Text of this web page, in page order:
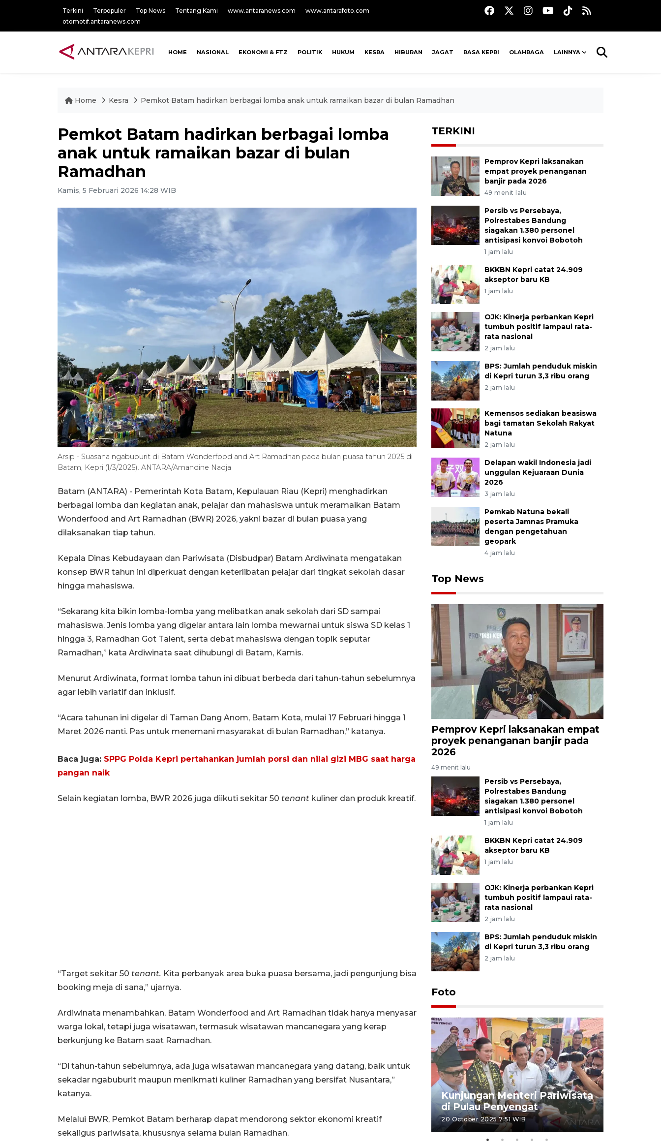
Terkini Terpopuler Top News Tentang Kami www.antaranews.com
www.antarafoto.com
otomotif.antaranews.com
HOME NASIONAL EKONOMI & FTZ POLITIK HUKUM KESRA HIBURAN JAGAT RASA KEPRI OLAHRAGA LAINNYA
Home Kesra Pemkot Batam hadirkan berbagai lomba anak untuk ramaikan bazar di bulan Ramadhan
Pemkot Batam hadirkan berbagai lomba
anak untuk ramaikan bazar di bulan
Ramadhan
Kamis, 5 Februari 2026 14:28 WIB
Arsip - Suasana ngabuburit di Batam Wonderfood and Art Ramadhan pada bulan puasa tahun 2025 di
Batam, Kepri (1/3/2025). ANTARA/Amandine Nadja
Batam (ANTARA) - Pemerintah Kota Batam, Kepulauan Riau (Kepri) menghadirkan
berbagai lomba dan kegiatan anak, pelajar dan mahasiswa untuk meramaikan Batam
Wonderfood and Art Ramadhan (BWR) 2026, yakni bazar di bulan puasa yang
dilaksanakan tiap tahun.
Kepala Dinas Kebudayaan dan Pariwisata (Disbudpar) Batam Ardiwinata mengatakan
konsep BWR tahun ini diperkuat dengan keterlibatan pelajar dari tingkat sekolah dasar
hingga mahasiswa.
“Sekarang kita bikin lomba-lomba yang melibatkan anak sekolah dari SD sampai
mahasiswa. Jenis lomba yang digelar antara lain lomba mewarnai untuk siswa SD kelas 1
hingga 3, Ramadhan Got Talent, serta debat mahasiswa dengan topik seputar
Ramadhan,” kata Ardiwinata saat dihubungi di Batam, Kamis.
Menurut Ardiwinata, format lomba tahun ini dibuat berbeda dari tahun-tahun sebelumnya
agar lebih variatif dan inklusif.
“Acara tahunan ini digelar di Taman Dang Anom, Batam Kota, mulai 17 Februari hingga 1
Maret 2026 nanti. Pas untuk menemani masyarakat di bulan Ramadhan,” katanya.
Baca juga: SPPG Polda Kepri pertahankan jumlah porsi dan nilai gizi MBG saat harga
pangan naik
Selain kegiatan lomba, BWR 2026 juga diikuti sekitar 50 tenant kuliner dan produk kreatif.
“Target sekitar 50 tenant. Kita perbanyak area buka puasa bersama, jadi pengunjung bisa
booking meja di sana,” ujarnya.
Ardiwinata menambahkan, Batam Wonderfood and Art Ramadhan tidak hanya menyasar
warga lokal, tetapi juga wisatawan, termasuk wisatawan mancanegara yang kerap
berkunjung ke Batam saat Ramadhan.
“Di tahun-tahun sebelumnya, ada juga wisatawan mancanegara yang datang, baik untuk
sekadar ngabuburit maupun menikmati kuliner Ramadhan yang bersifat Nusantara,”
katanya.
Melalui BWR, Pemkot Batam berharap dapat mendorong sektor ekonomi kreatif
sekaligus pariwisata, khususnya selama bulan Ramadhan.
TERKINI
Pemprov Kepri laksanakan
empat proyek penanganan
banjir pada 2026
49 menit lalu
Persib vs Persebaya,
Polrestabes Bandung
siagakan 1.380 personel
antisipasi konvoi Bobotoh
1 jam lalu
BKKBN Kepri catat 24.909
akseptor baru KB
1 jam lalu
OJK: Kinerja perbankan Kepri
tumbuh positif lampaui rata-
rata nasional
2 jam lalu
BPS: Jumlah penduduk miskin
di Kepri turun 3,3 ribu orang
2 jam lalu
Kemensos sediakan beasiswa
bagi tamatan Sekolah Rakyat
Natuna
2 jam lalu
Delapan wakil Indonesia jadi
unggulan Kejuaraan Dunia
2026
3 jam lalu
Pemkab Natuna bekali
peserta Jamnas Pramuka
dengan pengetahuan
geopark
4 jam lalu
Top News
Pemprov Kepri laksanakan empat
proyek penanganan banjir pada
2026
49 menit lalu
Persib vs Persebaya,
Polrestabes Bandung
siagakan 1.380 personel
antisipasi konvoi Bobotoh
1 jam lalu
BKKBN Kepri catat 24.909
akseptor baru KB
1 jam lalu
OJK: Kinerja perbankan Kepri
tumbuh positif lampaui rata-
rata nasional
2 jam lalu
BPS: Jumlah penduduk miskin
di Kepri turun 3,3 ribu orang
2 jam lalu
Foto
08 February 2024 15:30 WIB, 2024
Kunjungan Menteri Pariwisata
di Pulau Penyengat
20 October 2025 7:51 WIB